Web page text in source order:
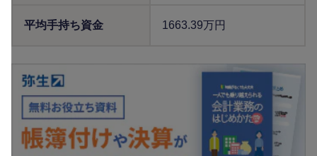
平均手持ち資金 1663.39万円